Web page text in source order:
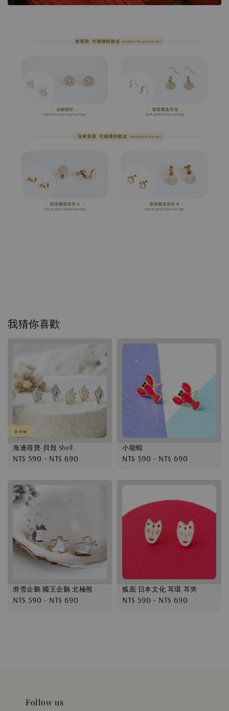
我猜你喜歡
n e w
海邊尋寶-貝殼 Shell
Regular
NT$ 590 - NT$ 690
小龍蝦
Regular
NT$ 590 - NT$ 690
滑雪企鵝 國王企鵝 北極熊
Regular
NT$ 590 - NT$ 690
狐面 日本文化 耳環 耳夾
Regular
NT$ 590 - NT$ 690
Follow us